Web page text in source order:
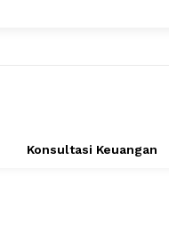
Konsultasi Keuangan